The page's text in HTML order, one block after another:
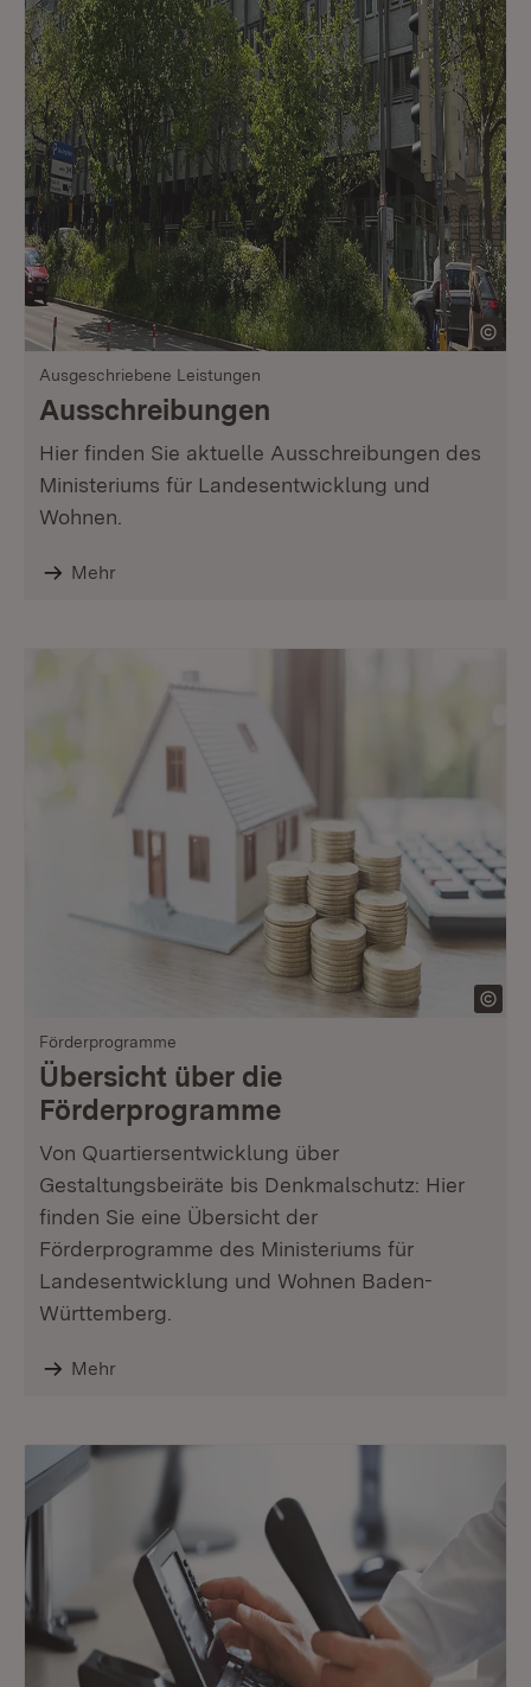
Ausgeschriebene Leistungen
Ausschreibungen
Hier finden Sie aktuelle Ausschreibungen des
Ministeriums für Landesentwicklung und
Wohnen.
Mehr
Förderprogramme
Übersicht über die
Förderprogramme
Von Quartiersentwicklung über
Gestaltungsbeiräte bis Denkmalschutz: Hier
finden Sie eine Übersicht der
Förderprogramme des Ministeriums für
Landesentwicklung und Wohnen Baden-
Württemberg.
Mehr